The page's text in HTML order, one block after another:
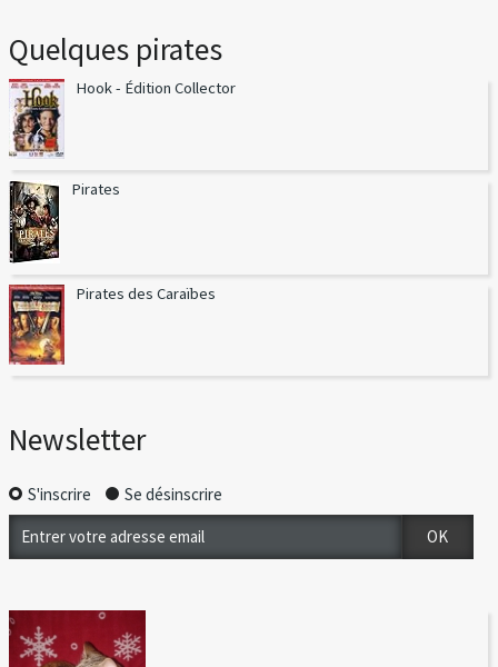
Quelques pirates
Hook - Édition Collector
Pirates
Pirates des Caraïbes
Newsletter
S'inscrire Se désinscrire